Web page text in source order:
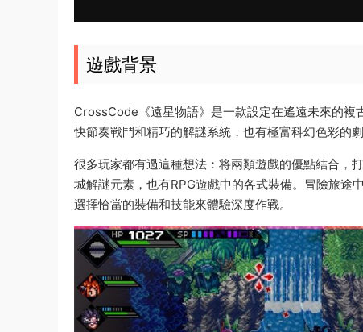
遊戲背景
CrossCode《遠星物語》是一款設定在遙遠未來的複
快節奏戰鬥和精巧的解謎系統，也有極富科幻色彩的劇
很多玩家都有過這種想法：将兩類遊戲的優點結合，
城解謎元素，也有RPG遊戲中的各式裝備。冒險旅途
選擇恰當的裝備和技能來體驗深度作戰。